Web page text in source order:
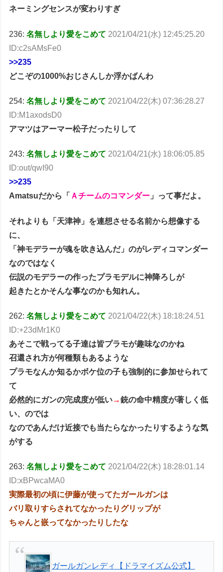
ネーミングセンスが変わりすぎ
236:名無しより愛をこめて 2021/04/21(水) 12:45:25.20
ID:c2sAMsFe0
>>235
どこぞの1000%おじさんしか浮かばんわ
254:名無しより愛をこめて 2021/04/22(木) 07:36:28.27
ID:M1axodsD0
アマツはアーマー松子だったりして
243:名無しより愛をこめて 2021/04/21(水) 18:06:05.85
ID:out/qwI90
>>235
Amatsuだから「 Ａチームのコマンダー 」って事だよ。
それよりも「天津神」を連想させる名前から想像する
に、
「神モデラーが魂を吹き込んだ」のがレディコマンダー
なのではなく
伝説のモデラーの作ったプラモデルに神降ろしが
起きたとかそんな事なのかも知れん。
262:名無しより愛をこめて 2021/04/22(木) 18:18:24.51
ID:+23dMr1K0
あそこで戦ってる子達は皆プラモが趣味なのかね
召還され方が何種類もあるような
プラモなんか知るかボケ位の子も強制的に参加せられて
て
必然的にガンの完成度が低い→銃の命中精度が著しく低
い、のでは
なのであんだけ近接でも当たらなかったりするような気
がする
263:名無しより愛をこめて 2021/04/22(木) 18:28:01.14
ID:xBPwcaMA0
実際最初の頃に伊藤が使ってたガールガンは
バリ取りすらされてなかったりグリップが
ちゃんと嵌ってなかったりしたな
ガールガンレディ【ドラマイズム公式】